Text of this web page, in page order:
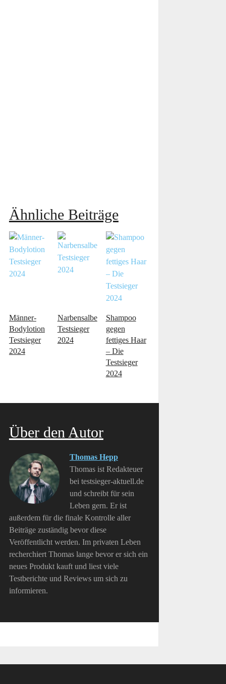
Ähnliche Beiträge
Männer-
Bodylotion
Testsieger
2024
Narbensalbe
Testsieger
2024
Shampoo
gegen
fettiges Haar
– Die
Testsieger
2024
Über den Autor
Thomas Hepp
Thomas ist Redakteuer
bei testsieger-aktuell.de
und schreibt für sein
Leben gern. Er ist
außerdem für die finale Kontrolle aller
Beiträge zuständig bevor diese
Veröffentlicht werden. Im privaten Leben
recherchiert Thomas lange bevor er sich ein
neues Produkt kauft und liest viele
Testberichte und Reviews um sich zu
informieren.